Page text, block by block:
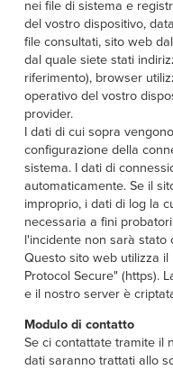
nei file di sistema e
del vostro dispositivo,
file consultati, sito web
dal quale siete stati
riferimento), browser
operativo del vostro
provider.
I dati di cui sopra
configurazione della
sistema. I dati di
automaticamente. Se il
improprio, i dati di log la
necessaria a fini
l'incidente non sarà stato
Questo sito web utilizza
Protocol Secure" (https).
e il nostro server è
Modulo di contatto
Se ci contattate tramite il
dati saranno trattati allo